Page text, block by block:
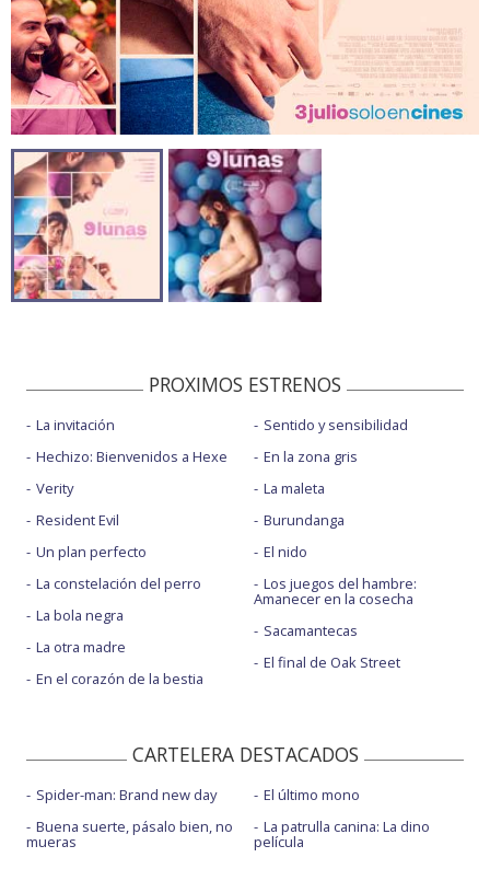
PROXIMOS ESTRENOS
La invitación
Hechizo: Bienvenidos a Hexe
Verity
Resident Evil
Un plan perfecto
La constelación del perro
La bola negra
La otra madre
En el corazón de la bestia
Sentido y sensibilidad
En la zona gris
La maleta
Burundanga
El nido
Los juegos del hambre:
Amanecer en la cosecha
Sacamantecas
El final de Oak Street
CARTELERA DESTACADOS
Spider-man: Brand new day
Buena suerte, pásalo bien, no
mueras
El último mono
La patrulla canina: La dino
película